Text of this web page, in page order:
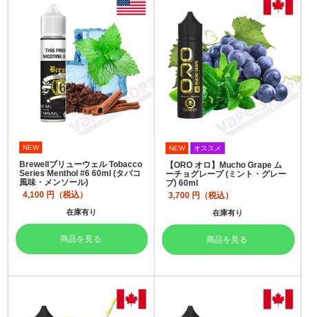
NEW
Brewellブリューウェル Tobacco
Series Menthol #6 60ml (タバコ
風味・メンソール)
4,100 円（税込）
在庫有り
商品を見る
NEW オススメ
【ORO オロ】Mucho Grape ム
ーチョグレープ (ミント・グレー
プ) 60ml
3,700 円（税込）
在庫有り
商品を見る